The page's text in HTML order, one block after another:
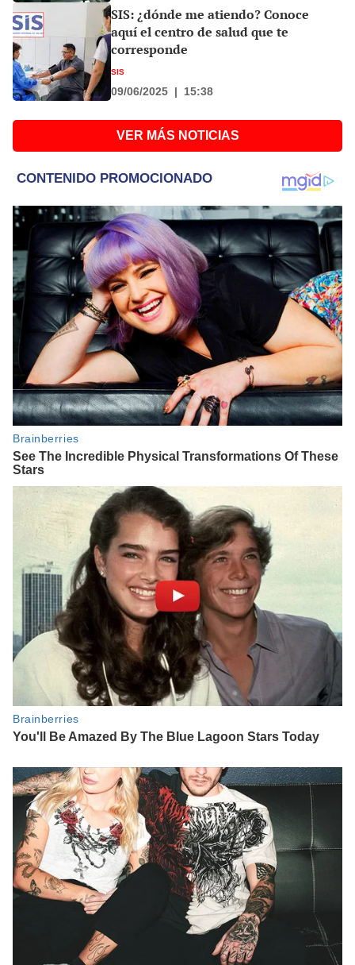
SIS: ¿dónde me atiendo? Conoce
aquí el centro de salud que te
corresponde
SIS
09/06/2025 | 15:38
VER MÁS NOTICIAS